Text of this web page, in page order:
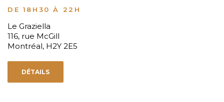
DE 18H30 À 22H
Le Graziella
116, rue McGill
Montréal, H2Y 2E5
DÉTAILS